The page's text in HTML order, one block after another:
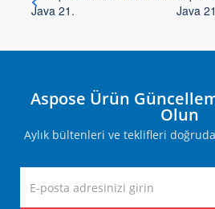
Java 21.
Java
Aspose Ürün
Olun
Aylık bültenleri ve teklifleri